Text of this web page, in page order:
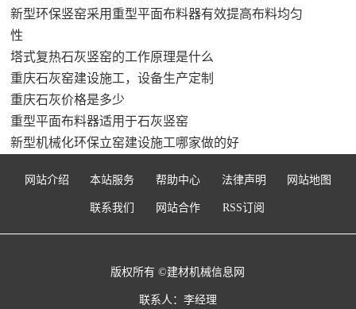
新型环保竖窑采用重型平面布料器有效提高布料均匀
性
塔式复热石灰竖窑的工作原理是什么
重庆石灰窑建设施工，设备生产定制
重庆石灰价格是多少
重型平面布料器适用于石灰竖窑
新型机械化环保立窑建设施工哪家做的好
网站介绍 本站服务 帮助中心 法律声明 网站地图
联系我们 网站合作 RSS订阅
版权所有 ©建材机械信息网
联系人：李经理